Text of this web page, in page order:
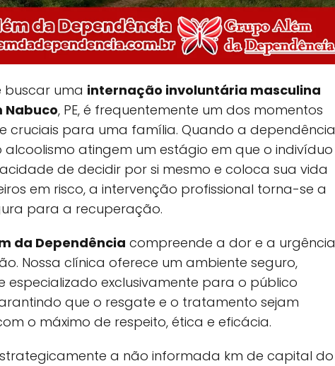
buscar uma internação involuntária masculina
Nabuco, PE, é frequentemente um dos momentos
cruciais para uma família. Quando a dependência
atingem um estágio em que o indivíduo
de decidir por si mesmo e coloca sua vida
em risco, a intervenção profissional torna-se a
para a recuperação.
da Dependência compreende a dor e a urgência
Nossa clínica oferece um ambiente seguro,
especializado exclusivamente para o público
que o resgate e o tratamento sejam
o máximo de respeito, ética e eficácia.
a não informada km de capital do